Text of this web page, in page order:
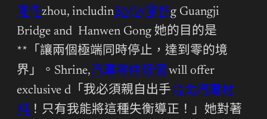
零件zhou, includinBMW零件g Guangji
Bridge and Hanwen Gong 她的目的是
**「讓兩個極端同時停止，達到零的境
界」。Shrine,汽車零件報價 will offer
exclusive d「我必須親自出手台北汽車材
料 ！只有我能將這種失衡導正！」她對著